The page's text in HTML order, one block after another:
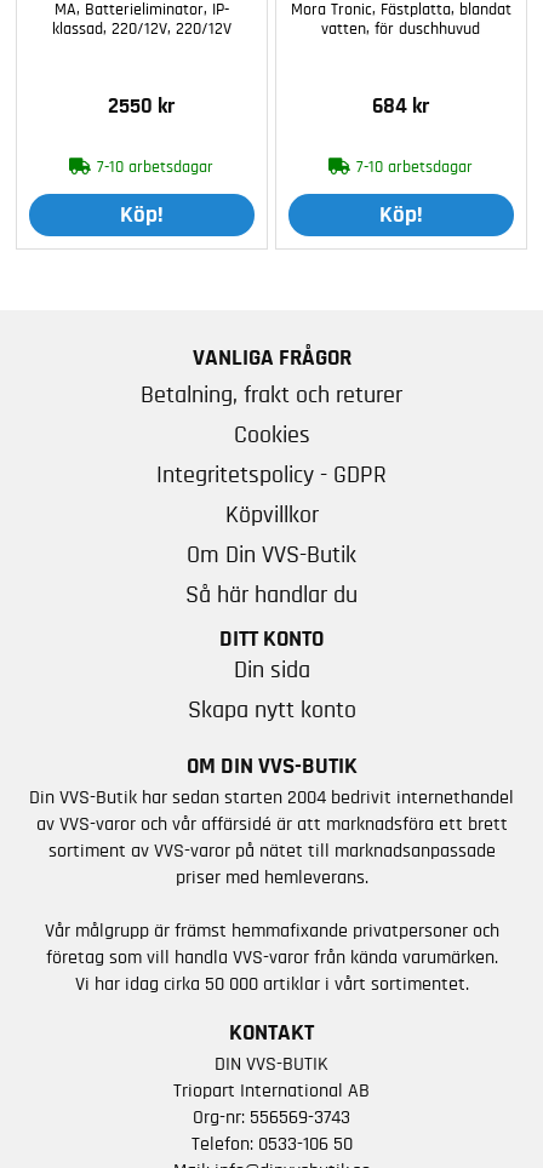
MA, Batterieliminator, IP-
klassad, 220/12V, 220/12V
2550 kr
7-10 arbetsdagar
Köp!
Mora Tronic, Fästplatta, blandat
vatten, för duschhuvud
684 kr
7-10 arbetsdagar
Köp!
VANLIGA FRÅGOR
Betalning, frakt och returer
Cookies
Integritetspolicy - GDPR
Köpvillkor
Om Din VVS-Butik
Så här handlar du
DITT KONTO
Din sida
Skapa nytt konto
OM DIN VVS-BUTIK
Din VVS-Butik har sedan starten 2004 bedrivit internethandel
av VVS-varor och vår affärsidé är att marknadsföra ett brett
sortiment av VVS-varor på nätet till marknadsanpassade
priser med hemleverans.
Vår målgrupp är främst hemmafixande privatpersoner och
företag som vill handla VVS-varor från kända varumärken.
Vi har idag cirka 50 000 artiklar i vårt sortimentet.
KONTAKT
DIN VVS-BUTIK
Triopart International AB
Org-nr: 556569-3743
Telefon: 0533-106 50